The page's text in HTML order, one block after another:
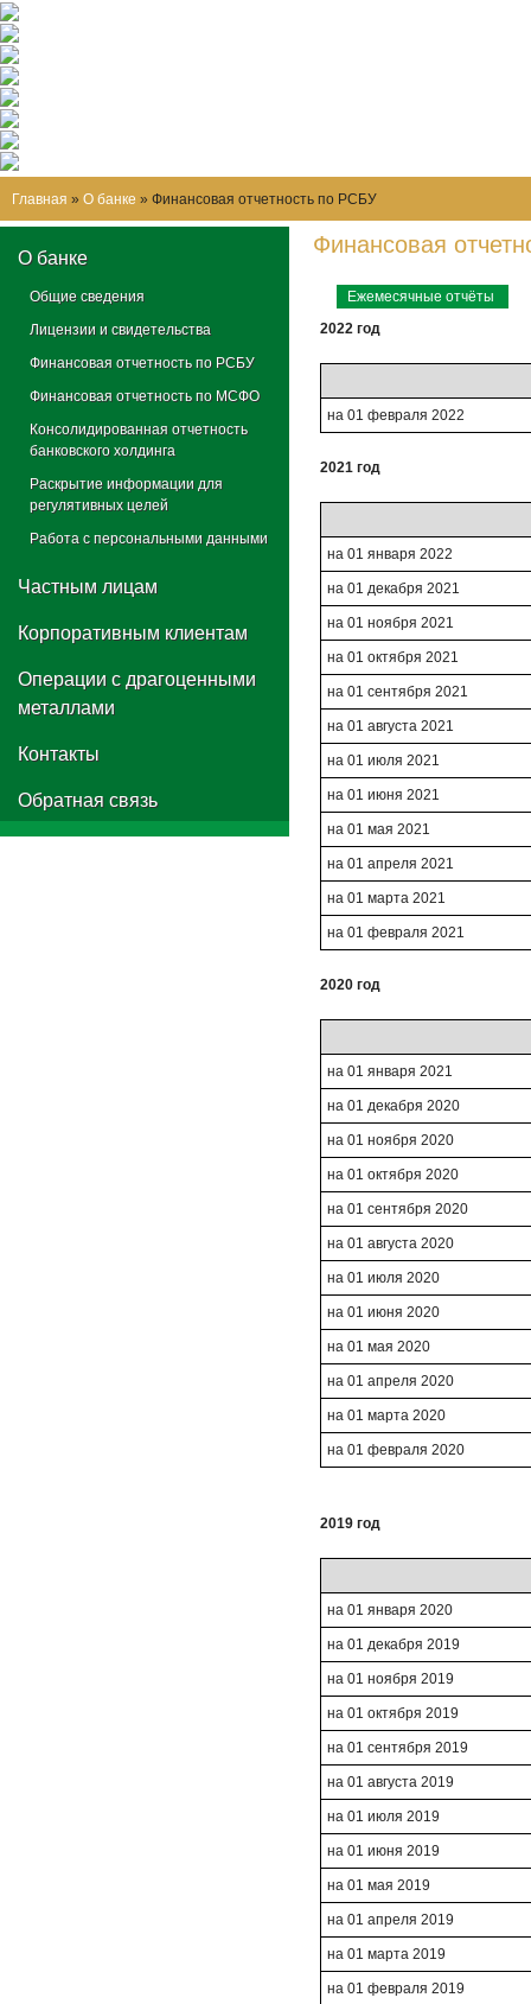
Главная » О банке » Финансовая отчетность по РСБУ
О банке
Общие сведения
Лицензии и свидетельства
Финансовая отчетность по РСБУ
Финансовая отчетность по МСФО
Консолидированная отчетность
банковского холдинга
Раскрытие информации для
регулятивных целей
Работа с персональными данными
Частным лицам
Корпоративным клиентам
Операции с драгоценными
металлами
Контакты
Обратная связь
Финансовая
Ежемесячные отчёты
2022 год
на 01 февраля 2022
2021 год
на 01 января 2022
на 01 декабря 2021
на 01 ноября 2021
на 01 октября 2021
на 01 сентября 2021
на 01 августа 2021
на 01 июля 2021
на 01 июня 2021
на 01 мая 2021
на 01 апреля 2021
на 01 марта 2021
на 01 февраля 2021
2020 год
на 01 января 2021
на 01 декабря 2020
на 01 ноября 2020
на 01 октября 2020
на 01 сентября 2020
на 01 августа 2020
на 01 июля 2020
на 01 июня 2020
на 01 мая 2020
на 01 апреля 2020
на 01 марта 2020
на 01 февраля 2020
2019 год
на 01 января 2020
на 01 декабря 2019
на 01 ноября 2019
на 01 октября 2019
на 01 сентября 2019
на 01 августа 2019
на 01 июля 2019
на 01 июня 2019
на 01 мая 2019
на 01 апреля 2019
на 01 марта 2019
на 01 февраля 2019